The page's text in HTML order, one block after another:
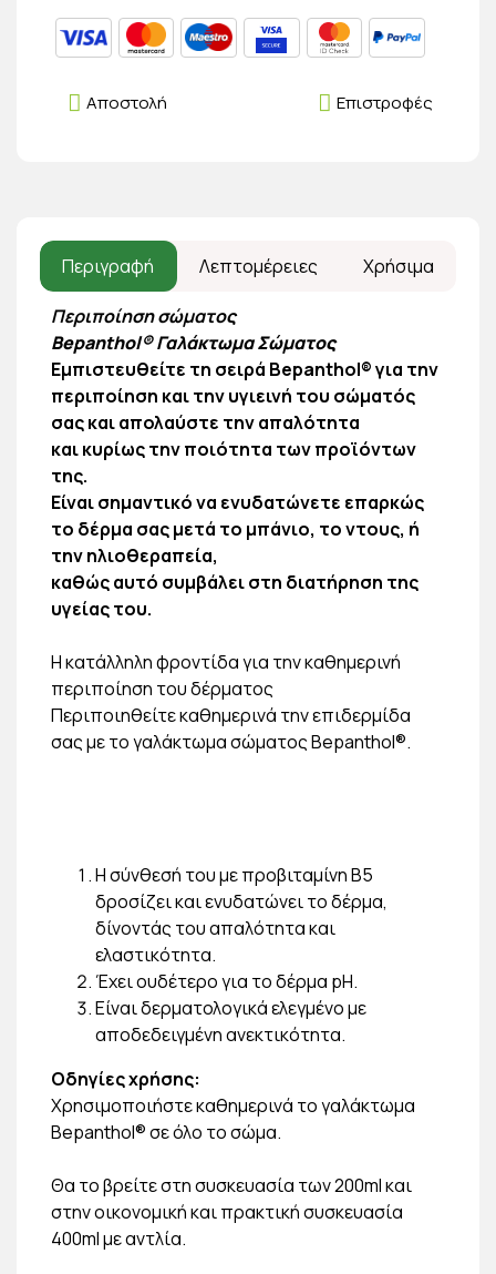
Επιστροφές
Αποστολή
Περιγραφή Λεπτομέρειες Χρήσιμα
Περιποίηση σώματος
Bepanthol® Γαλάκτωμα Σώματος
Εμπιστευθείτε τη σειρά Bepanthol® για την
περιποίηση και την υγιεινή του σώματός
σας και απολαύστε την απαλότητα
και κυρίως την ποιότητα των προϊόντων
της.
Είναι σημαντικό να ενυδατώνετε επαρκώς
το δέρμα σας μετά το μπάνιο, το ντους, ή
την ηλιοθεραπεία,
καθώς αυτό συμβάλει στη διατήρηση της
υγείας του.
Η κατάλληλη φροντίδα για την καθημερινή
περιποίηση του δέρματος
Περιποιηθείτε καθημερινά την επιδερμίδα
σας με το γαλάκτωμα σώματος Bepanthol®.
Η σύνθεσή του με προβιταμίνη Β5
δροσίζει και ενυδατώνει το δέρμα,
δίνοντάς του απαλότητα και
ελαστικότητα.
Έχει ουδέτερο για το δέρμα pH.
Είναι δερματολογικά ελεγμένο με
αποδεδειγμένη ανεκτικότητα.
Οδηγίες χρήσης:
Χρησιμοποιήστε καθημερινά το γαλάκτωμα
Bepanthol® σε όλο το σώμα.
Θα το βρείτε στη συσκευασία των 200ml και
στην οικονομική και πρακτική συσκευασία
400ml με αντλία.